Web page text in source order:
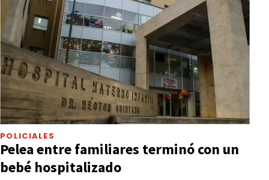
POLICIALES
Pelea entre familiares terminó con un
bebé hospitalizado